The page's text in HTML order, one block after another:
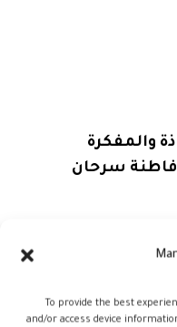
To provide the best
and/or access device
والمفكرة
سرحان
بحملة قوية